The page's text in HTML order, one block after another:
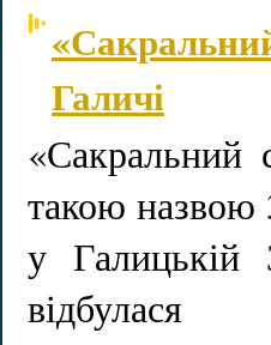
Галичі
«Сакральний
такою назвою
у
відбулася